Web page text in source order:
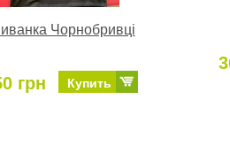
Чорнобривці
грн Купить